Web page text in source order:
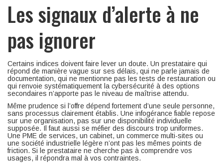
Les signaux d’alerte à ne
pas ignorer
Certains indices doivent faire lever un doute. Un prestataire qui
répond de manière vague sur ses délais, qui ne parle jamais de
documentation, qui ne mentionne pas les tests de restauration ou
qui renvoie systématiquement la cybersécurité à des options
secondaires n’apporte pas le niveau de maîtrise attendu.
Même prudence si l’offre dépend fortement d’une seule personne,
sans processus clairement établis. Une infogérance fiable repose
sur une organisation, pas sur une disponibilité individuelle
supposée. Il faut aussi se méfier des discours trop uniformes.
Une PME de services, un cabinet, un commerce multi-sites ou
une société industrielle légère n’ont pas les mêmes points de
friction. Si le prestataire ne cherche pas à comprendre vos
usages, il répondra mal à vos contraintes.